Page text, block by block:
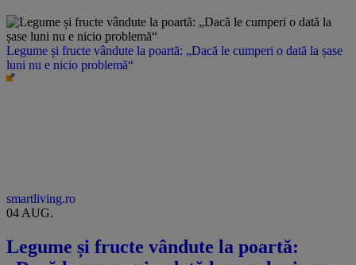
Legume și fructe vândute la poartă: „Dacă le cumperi o dată la șase
luni nu e nicio problemă“
smartliving.ro
04 AUG.
Legume și fructe vândute la poartă: